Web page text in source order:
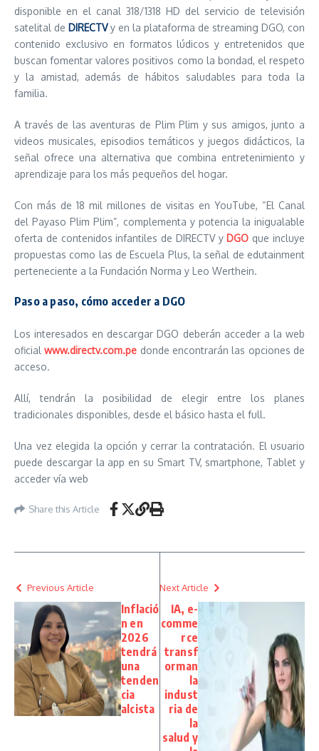
disponible en el canal 318/1318 HD del servicio de televisión
satelital de DIRECTVy en la plataforma de streaming DGO, con
contenido exclusivo en formatos lúdicos y entretenidos que
buscan fomentar valores positivos como la bondad, el respeto
y la amistad, además de hábitos saludables para toda la
familia.
A través de las aventuras de Plim Plim y sus amigos, junto a
videos musicales, episodios temáticos y juegos didácticos, la
señal ofrece una alternativa que combina entretenimiento y
aprendizaje para los más pequeños del hogar.
Con más de 18 mil millones de visitas en YouTube, “El Canal
del Payaso Plim Plim”, complementa y potencia la inigualable
oferta de contenidos infantiles de DIRECTV y DGO que incluye
propuestas como las de Escuela Plus, la señal de edutainment
perteneciente a la Fundación Norma y Leo Werthein.
Paso a paso, cómo acceder a DGO
Los interesados en descargar DGO deberán acceder a la web
oficialwww.directv.com.pe donde encontrarán las opciones de
acceso.
Allí, tendrán la posibilidad de elegir entre los planes
tradicionales disponibles, desde el básico hasta el full.
Una vez elegida la opción y cerrar la contratación. El usuario
puede descargar la app en su Smart TV, smartphone, Tablet y
acceder vía web
Share this Article
Previous Article
Inflació
n en
2026
tendrá
una
tenden
cia
alcista
Next Article
IA, e-
comme
rce
transf
orman
la
indust
ria de
la
salud y